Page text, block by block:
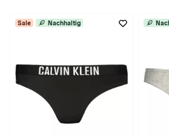
Sale Nachhaltig